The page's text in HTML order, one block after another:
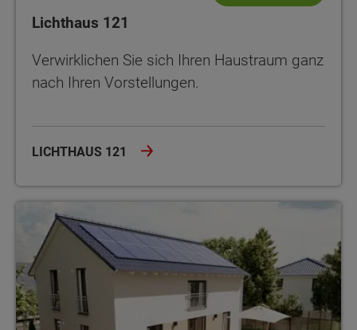
Lichthaus 121
Verwirklichen Sie sich Ihren Haustraum ganz
nach Ihren Vorstellungen.
LICHTHAUS 121